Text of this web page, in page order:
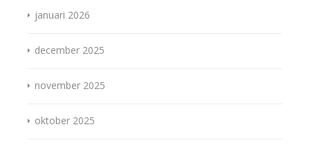
januari 2026
december 2025
november 2025
oktober 2025